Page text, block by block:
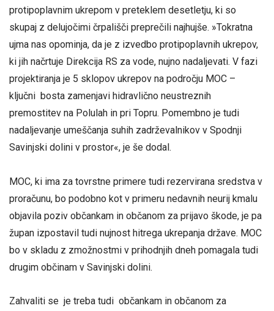
protipoplavnim ukrepom v preteklem desetletju, ki so
skupaj z delujočimi črpališči preprečili najhujše. »Tokratna
ujma nas opominja, da je z izvedbo protipoplavnih ukrepov,
ki jih načrtuje Direkcija RS za vode, nujno nadaljevati. V fazi
projektiranja je 5 sklopov ukrepov na področju MOC –
ključni bosta zamenjavi hidravlično neustreznih
premostitev na Polulah in pri Topru. Pomembno je tudi
nadaljevanje umeščanja suhih zadrževalnikov v Spodnji
Savinjski dolini v prostor«, je še dodal.
MOC, ki ima za tovrstne primere tudi rezervirana sredstva v
proračunu, bo podobno kot v primeru nedavnih neurij kmalu
objavila poziv občankam in občanom za prijavo škode, je pa
župan izpostavil tudi nujnost hitrega ukrepanja države. MOC
bo v skladu z zmožnostmi v prihodnjih dneh pomagala tudi
drugim občinam v Savinjski dolini.
Zahvaliti se je treba tudi občankam in občanom za